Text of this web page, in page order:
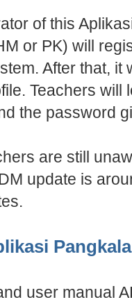
of this
or PK) will
After that,
Teachers will
the password
are still
update is
user manual